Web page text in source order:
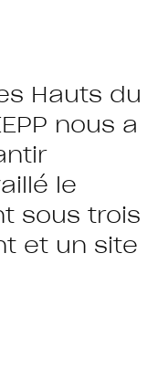
Hauts du
nous a
le
sous trois
et un site